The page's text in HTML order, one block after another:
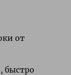
от
быстро